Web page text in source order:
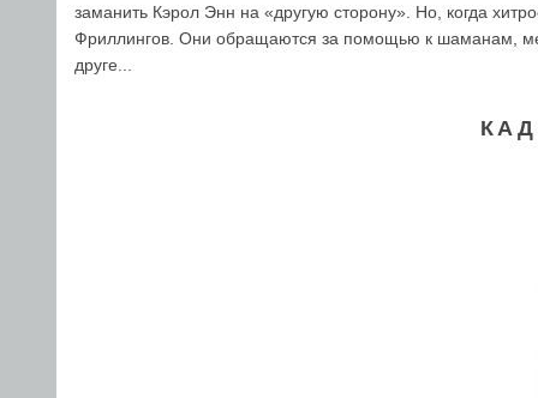
заманить Кэрол Энн на «другую сторону». Но, когда
Фриллингов. Они обращаются за помощью к шаманам,
друге...